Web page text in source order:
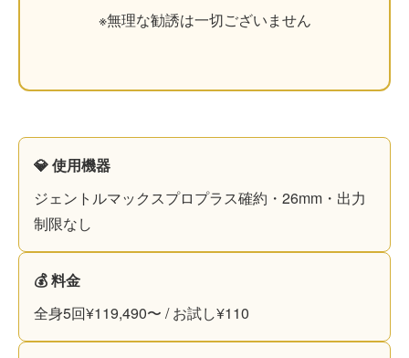
※無理な勧誘は一切ございません
💎 使用機器
ジェントルマックスプロプラス確約・26mm・出力
制限なし
💰 料金
全身5回¥119,490〜 / お試し¥110